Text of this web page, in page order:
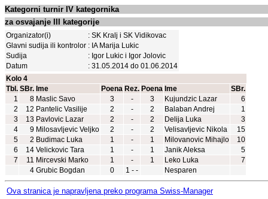
Kategorni turnir IV kategornika
za osvajanje III kategorije
Organizator(i)
: SK Kralj i SK Vidikovac
Glavni sudija ili kontrolor : IA Marija Lukic
Sudija
: Igor Lukic i Igor Jolovic
Datum
: 31.05.2014 do 01.06.2014
Kolo 4
Tbl. SBr. Ime Poena Rez. Poena Ime
SBr.
1
8 Maslic Savo 3 - 3 Kujundzic Lazar
6
2
12 Pantelic Vasilije 2 - 2 Balaban Andrej
1
3
13 Pavlovic Lazar 2 - 2 Delija Luka
3
4
9 Milosavljevic Veljko 2 - 2 Velisavljevic Nikola
15
5
2 Budimac Luka 1 - 1 Milovanovic Mihajlo
10
6
14 Velickovic Tara 1 - 1 Janik Aleksa
5
7
11 Mircevski Marko 1 - 1 Leko Luka
7
4 Grubic Bogdan 0 1 - - Nesparen
Ova stranica je napravljena preko programa Swiss-Manager